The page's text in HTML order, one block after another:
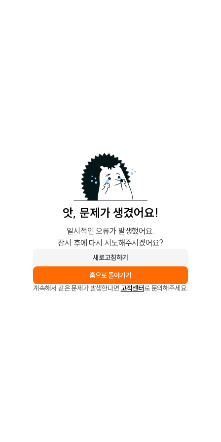
앗, 문제가 생겼어요!
일시적인 오류가 발생했어요.
잠시 후에 다시 시도해주시겠어요?
새로고침하기
홈으로 돌아가기
계속해서 같은 문제가 발생한다면 고객센터로 문의해주세요.